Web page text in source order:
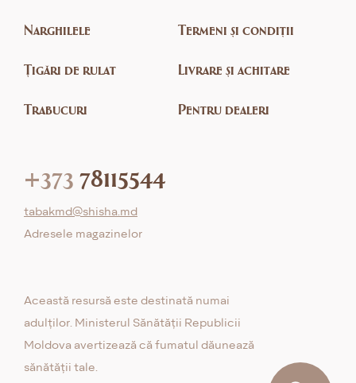
Narghilele
Țigări de rulat
Trabucuri
Termeni și condiții
Livrare și achitare
Pentru dealeri
+373 78115544
tabakmd@shisha.md
Adresele magazinelor
Această resursă este destinată numai
adulților. Ministerul Sănătății Republicii
Moldova avertizează că fumatul dăunează
sănătății tale.